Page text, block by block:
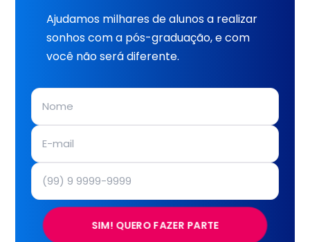
Ajudamos milhares de alunos a realizar
sonhos com a pós-graduação, e com
você não será diferente.
SIM! QUERO FAZER PARTE